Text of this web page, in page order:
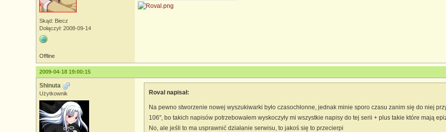
Skąd: Biecz
Dołączył: 2008-09-14
Offline
2009-04-18 19:00:15
Shinuta
Użytkownik Roval napisał:
Na pewno stworzenie nowej wyszukiwarki było czasochłonne, jednak minie sporo czasu zanim się do niej
106", bo takich napisów potrzebowałem wyskoczyły mi wszystkie napisy do tej serii + plus takie które mają
No, ale jeśli to ma usprawnić działanie serwisu, to jakoś się to przecierpi